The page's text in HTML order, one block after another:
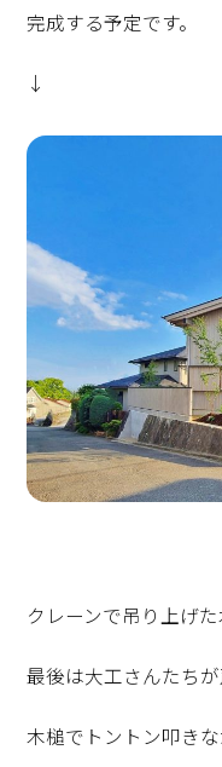
完成する予定です。
↓
クレーンで吊り上げ
最後は大工さんたち
木槌でトントン叩きな